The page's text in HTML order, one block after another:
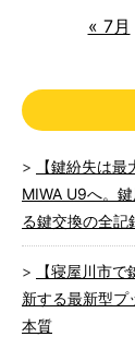
« 7月
【鍵紛失は
MIWA U9へ。
る鍵交換の全記
【寝屋川市
新する最新型プ
本質